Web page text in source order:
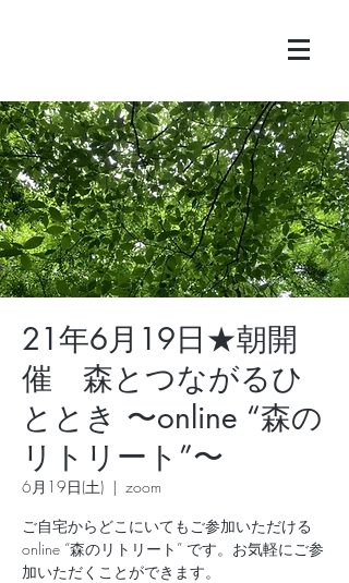
21年6月19日★朝開
催 森とつながるひ
ととき 〜online “森の
リトリート”〜
6月19日(土)
  |
zoom
ご自宅からどこにいてもご参加いただける
online “森のリトリート” です。お気軽にご参
加いただくことができます。